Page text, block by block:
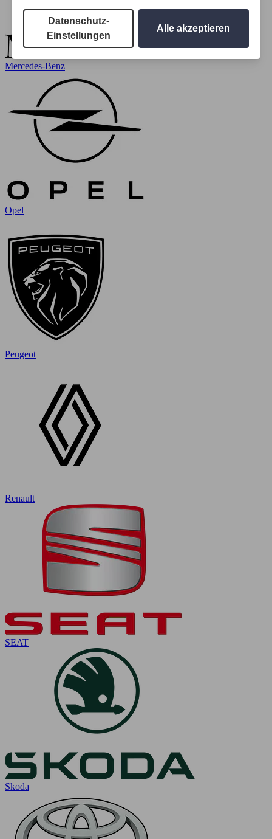
Mercedes-Benz
Opel
Peugeot
Renault
SEAT
Skoda
Datenschutz-
Einstellungen
Alle akzeptieren